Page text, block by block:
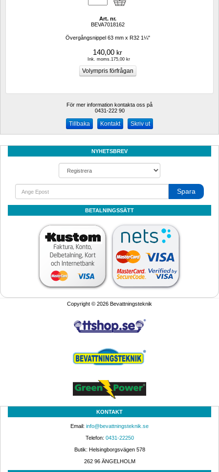
Art. nr.
BEVA7018162
Övergångsnippel 63 mm x R32 1¼"
140,00 kr
Ink. moms.175,00 kr
För mer information kontakta oss på
0431-222 90
Kontakt Skriv ut
NYHETSBREV
Spara
BETALNINGSSÄTT
Copyright © 2026 Bevattningsteknik
KONTAKT
Email: info@bevattningsteknik.se
Telefon: 0431-22250
Butik: Helsingborgsvägen 578
262 96 ÄNGELHOLM